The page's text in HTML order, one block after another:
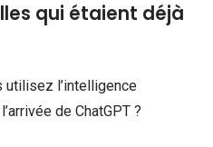
qui étaient déjà
utilisez l’intelligence
de ChatGPT ?